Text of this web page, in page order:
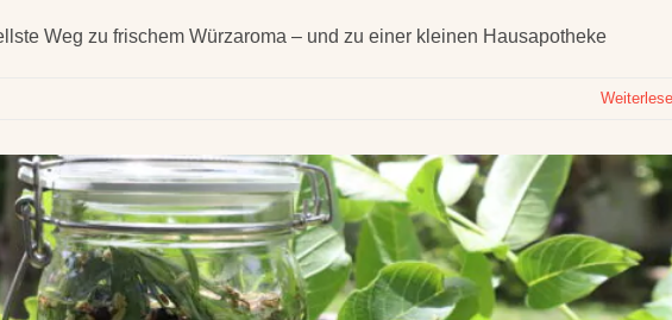
Weg zu frischem Würzaroma – und zu einer kleinen Hausapotheke